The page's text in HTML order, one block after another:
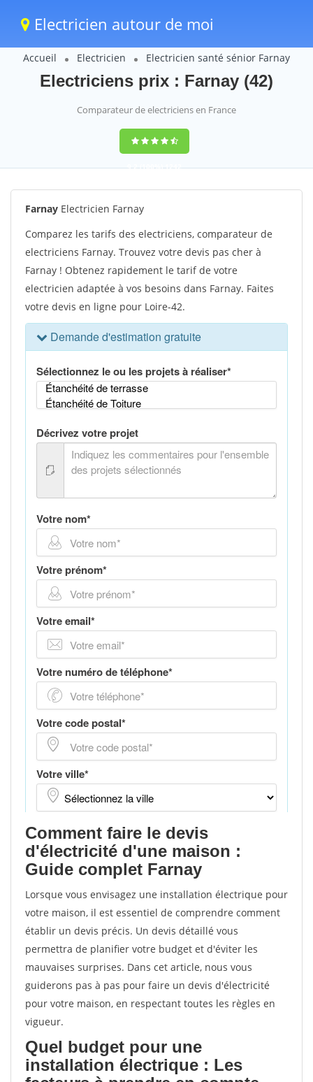
Electricien autour de moi
Accueil Electricien Electricien santé sénior Farnay
Electriciens prix : Farnay (42)
Comparateur de electriciens en France
9,2(100%)1242
votes
Farnay Electricien Farnay
Comparez les tarifs des electriciens, comparateur de
electriciens Farnay. Trouvez votre devis pas cher à
Farnay ! Obtenez rapidement le tarif de votre
electricien adaptée à vos besoins dans Farnay. Faites
votre devis en ligne pour Loire-42.
Comment faire le devis
d'électricité d'une maison :
Guide complet Farnay
Lorsque vous envisagez une installation électrique pour
votre maison, il est essentiel de comprendre comment
établir un devis précis. Un devis détaillé vous
permettra de planifier votre budget et d'éviter les
mauvaises surprises. Dans cet article, nous vous
guiderons pas à pas pour faire un devis d'électricité
pour votre maison, en respectant toutes les règles en
vigueur.
Quel budget pour une
installation électrique : Les